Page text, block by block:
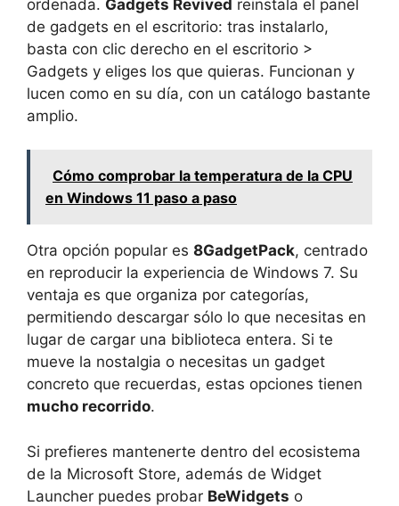
ordenada. Gadgets Revived reinstala el panel
de gadgets en el escritorio: tras instalarlo,
basta con clic derecho en el escritorio >
Gadgets y eliges los que quieras. Funcionan y
lucen como en su día, con un catálogo bastante
amplio.
Cómo comprobar la temperatura de la CPU
en Windows 11 paso a paso
Otra opción popular es 8GadgetPack, centrado
en reproducir la experiencia de Windows 7. Su
ventaja es que organiza por categorías,
permitiendo descargar sólo lo que necesitas en
lugar de cargar una biblioteca entera. Si te
mueve la nostalgia o necesitas un gadget
concreto que recuerdas, estas opciones tienen
mucho recorrido.
Si prefieres mantenerte dentro del ecosistema
de la Microsoft Store, además de Widget
Launcher puedes probar BeWidgets o